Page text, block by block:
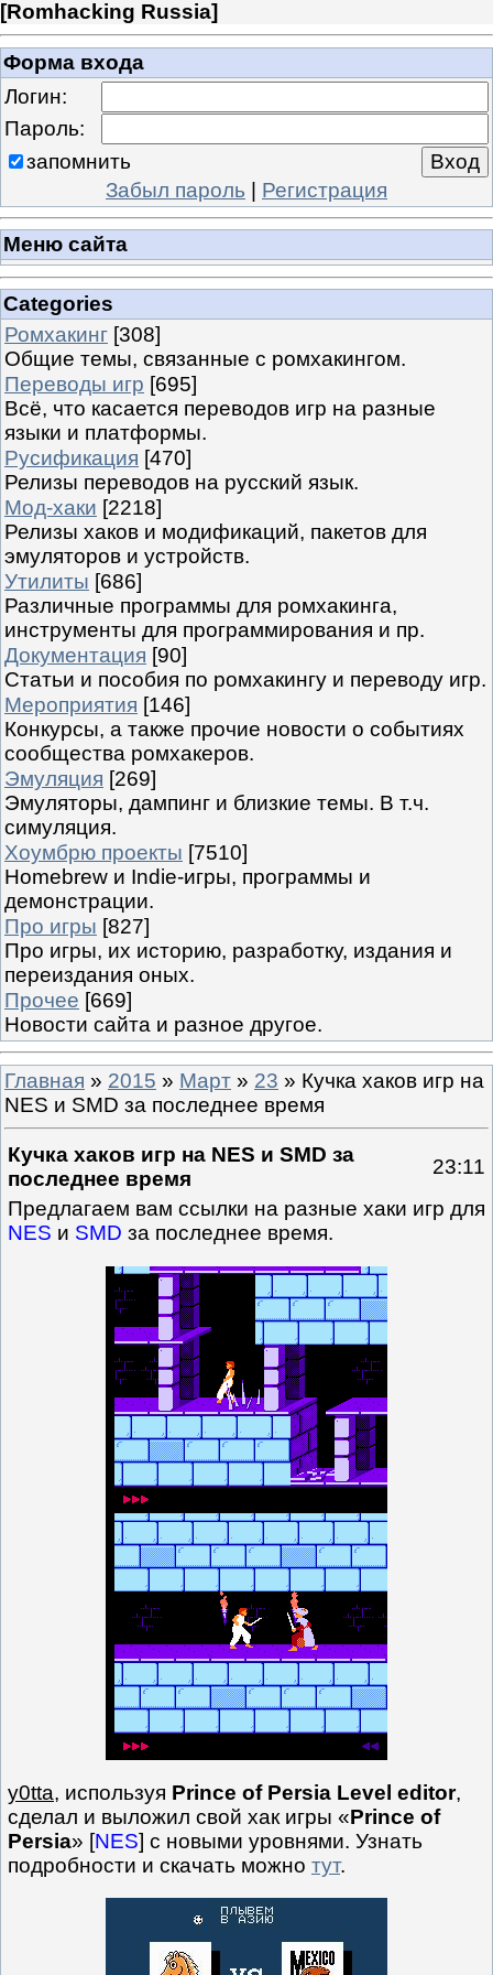
[Romhacking Russia]
Форма входа
Логин:
Пароль:
запомнить
Забыл пароль | Регистрация
Меню сайта
Categories
Ромхакинг [308]
Общие темы, связанные с ромхакингом.
Переводы игр [695]
Всё, что касается переводов игр на разные
языки и платформы.
Русификация [470]
Релизы переводов на русский язык.
Мод-хаки [2218]
Релизы хаков и модификаций, пакетов для
эмуляторов и устройств.
Утилиты [686]
Различные программы для ромхакинга,
инструменты для программирования и пр.
Документация [90]
Статьи и пособия по ромхакингу и переводу игр.
Мероприятия [146]
Конкурсы, а также прочие новости о событиях
сообщества ромхакеров.
Эмуляция [269]
Эмуляторы, дампинг и близкие темы. В т.ч.
симуляция.
Хоумбрю проекты [7510]
Homebrew и Indie-игры, программы и
демонстрации.
Про игры [827]
Про игры, их историю, разработку, издания и
переиздания оных.
Прочее [669]
Новости сайта и разное другое.
Главная » 2015 » Март » 23 » Кучка хаков игр на
NES и SMD за последнее время
Кучка хаков игр на NES и SMD за
последнее время
23:11
Предлагаем вам ссылки на разные хаки игр для
NES и SMD за последнее время.
y0tta, используя Prince of Persia Level editor,
сделал и выложил свой хак игры «Prince of
Persia» [NES] с новыми уровнями. Узнать
подробности и скачать можно тут.